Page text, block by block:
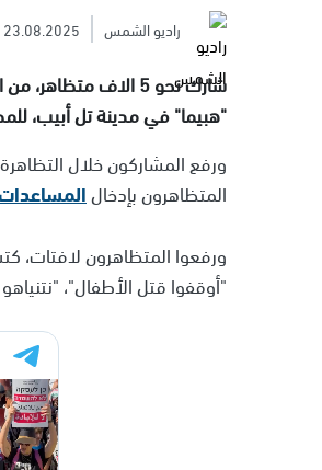
راديو الشمس
23.08.2025
شارك نحو 5 الاف
"هبيما" في مدينة تل أبيب،
ورفع المشاركون خلال
المتظاهرون بإدخال
ورفعوا المتظاهرون لافتات،
"أوقفوا قتل الأطفال"،